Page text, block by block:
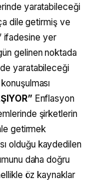
yaratabileceği
dile getirmiş ve
ifadesine yer
gelinen noktada
yaratabileceği
Enflasyon
şirketlerin
getirmek
olduğu kaydedilen
daha doğru
öz kaynaklar